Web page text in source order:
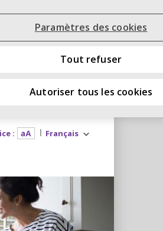
:
Français
Paramètres des cookies
Tout refuser
Autoriser tous les cookies